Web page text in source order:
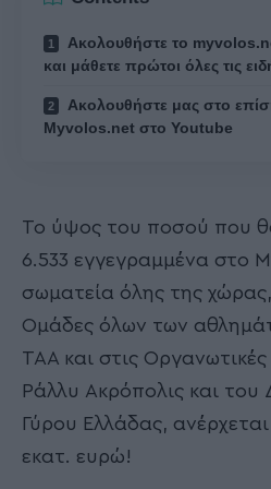
Ακολουθήστε το
και μάθετε πρώτοι όλες τις
Ακολουθήστε μας στο
Myvolos.net στο Youtube
Το ύψος του ποσού που
6.533 εγγεγραμμένα στο
σωματεία όλης της χώρας,
Ομάδες όλων των
ΤΑΑ και στις
Ράλλυ Ακρόπολις και
Γύρου Ελλάδας,
εκατ. ευρώ!